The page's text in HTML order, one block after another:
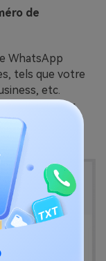
de
WhatsApp
tels que votre
etc.
le code" pour